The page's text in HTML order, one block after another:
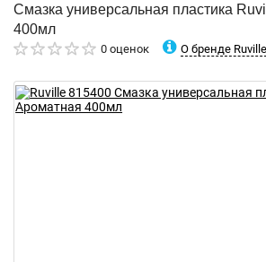
Смазка универсальная пластика
400мл
0 оценок О бренде Ruville